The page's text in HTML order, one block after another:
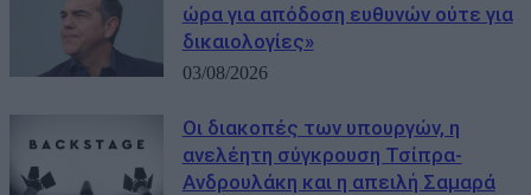
ώρα για απόδοση ευθυνών ούτε για
δικαιολογίες»
03/08/2026
Οι διακοπές των υπουργών, η
ανελέητη σύγκρουση Τσίπρα-
Ανδρουλάκη και η απειλή Σαμαρά